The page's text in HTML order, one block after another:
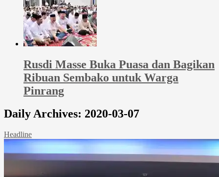
Rusdi Masse Buka Puasa dan Bagikan
Ribuan Sembako untuk Warga
Pinrang
Daily Archives: 2020-03-07
Headline